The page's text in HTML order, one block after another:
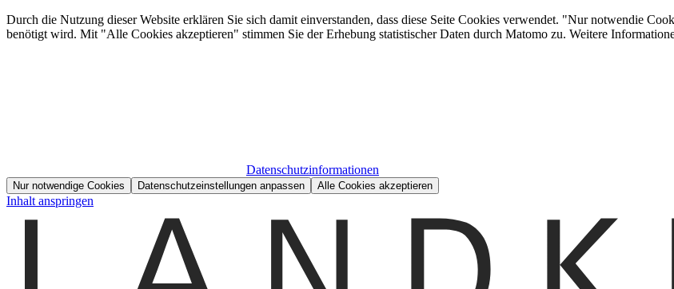
Durch die Nutzung dieser Website erklären Sie sich damit einverstanden, dass diese Seite Cookies verwendet. "Nur notwendie
benötigt wird. Mit "Alle Cookies akzeptieren" stimmen Sie der Erhebung statistischer Daten durch Matomo zu. Weitere
Datenschutzinformationen
Nur notwendige Cookies Datenschutzeinstellungen anpassen Alle Cookies akzeptieren
Inhalt anspringen